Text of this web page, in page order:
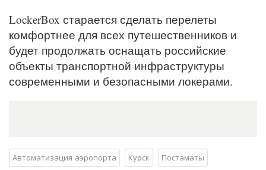
LockerBox старается сделать перелеты
комфортнее для всех путешественников и
будет продолжать оснащать российские
объекты транспортной инфраструктуры
современными и безопасными локерами.
Автоматизация аэропорта Курск
Постаматы